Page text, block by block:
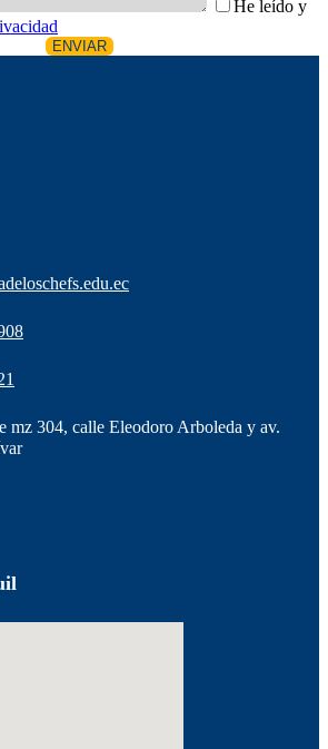
He leído y
mz 304, calle Eleodoro Arboleda y av.